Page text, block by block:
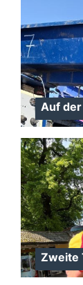
Auf
Zweite